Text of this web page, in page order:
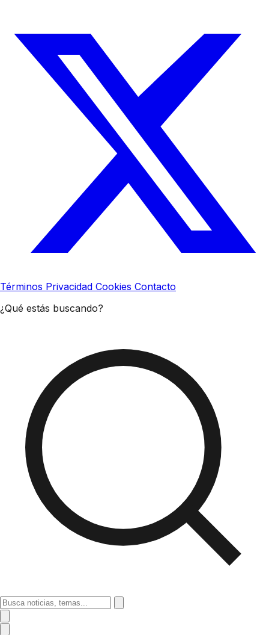
Términos Privacidad Cookies Contacto
¿Qué estás buscando?